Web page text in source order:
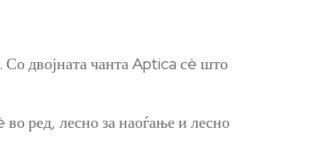
Со двојната чанта Aptica сè што
ред, лесно за наоѓање и лесно